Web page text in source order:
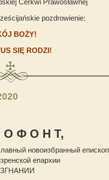
pozdrowienie:
BOŻY!
SIĘ RODZI!
О Ф О Н Т,
новоизбранный епископ
епархии